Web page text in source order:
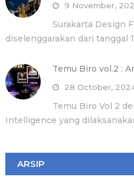
9 November,
Surakarta Design
diselenggarakan dari tanggal
Temu Biro vol.2 :
28 October,
Temu Biro Vol 2
Intelligence yang
ARSIP